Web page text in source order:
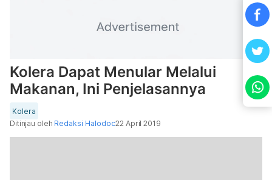
Kolera Dapat Menular Melalui
Makanan, Ini Penjelasannya
Kolera
Ditinjau oleh Redaksi Halodoc22 April 2019